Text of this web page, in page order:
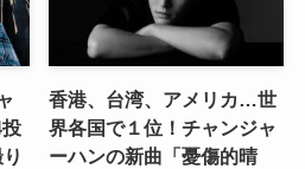
(32)
香港、台湾、アメリカ…世
界各国で１位！チャンジャ
ーハンの新曲「憂傷的晴